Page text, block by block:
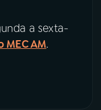
a sexta-
MEC AM.